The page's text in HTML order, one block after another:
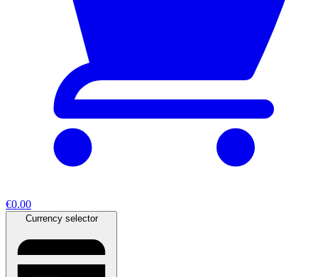
€0.00
Currency selector